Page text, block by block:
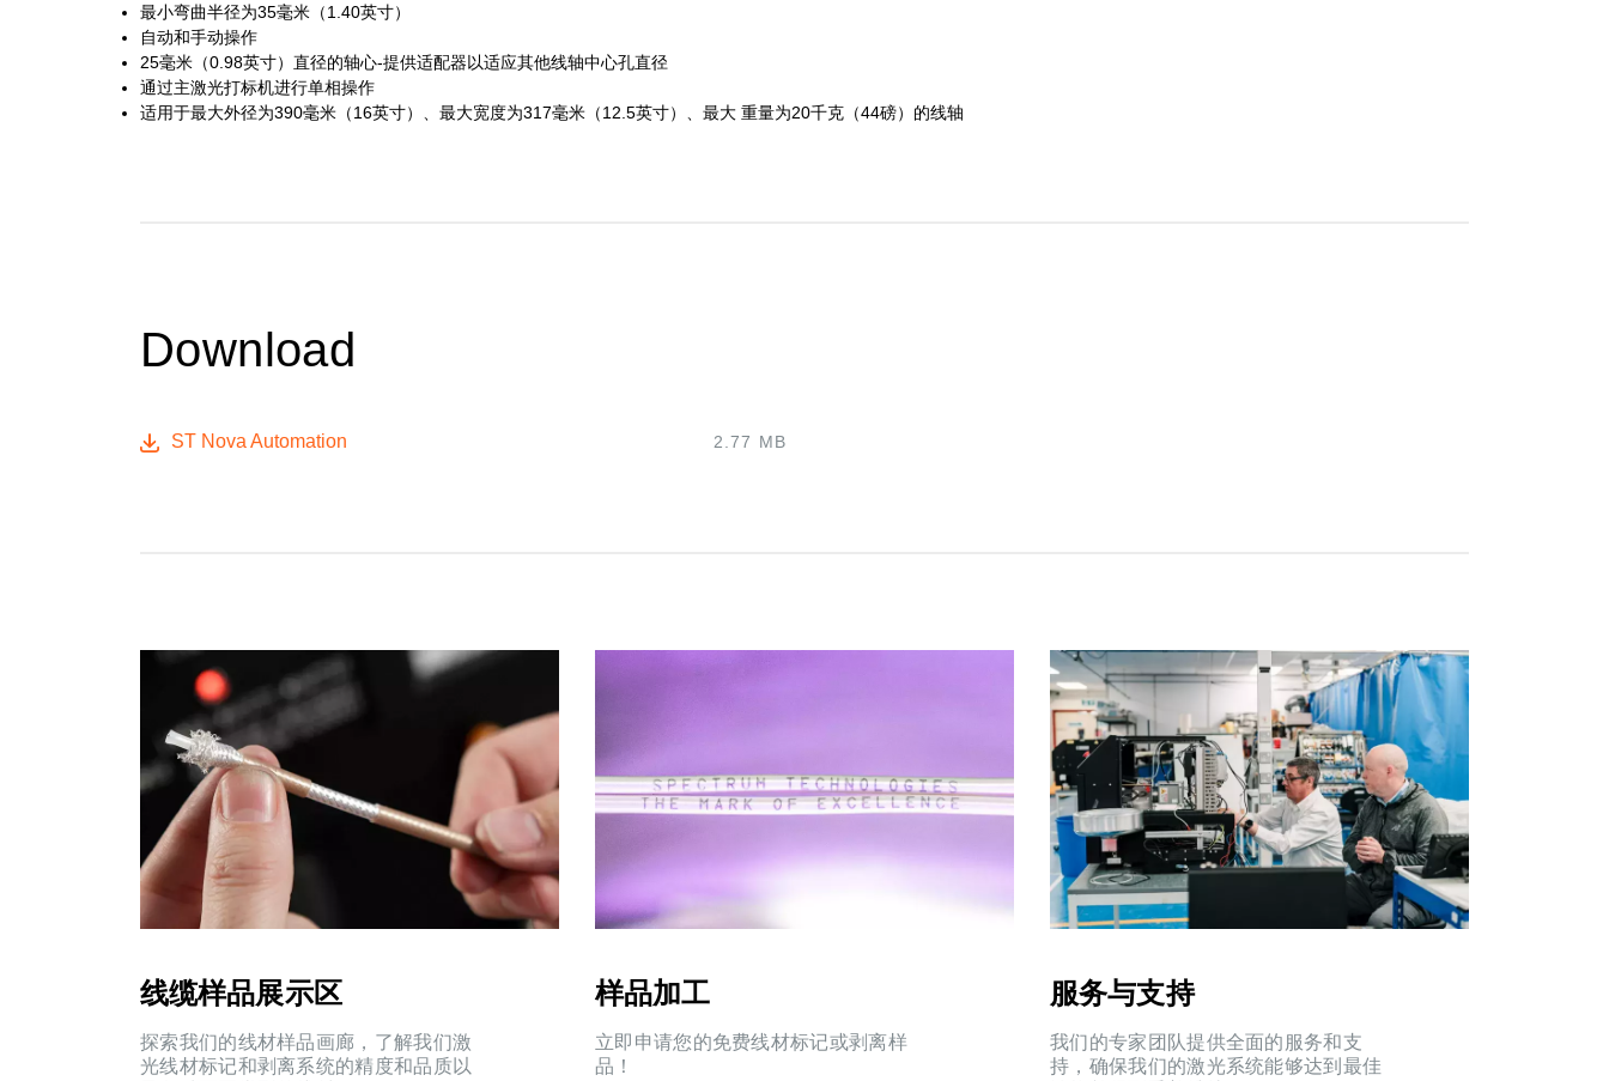
最小弯曲半径为35毫米（1.40英寸）
自动和手动操作
25毫米（0.98英寸）直径的轴心-提供适配器以适应其他线轴中心孔直径
通过主激光打标机进行单相操作
适用于最大外径为390毫米（16英寸）、最大宽度为317毫米（12.5英寸）、最大 重量为20千克（44磅）的线轴
Download
ST Nova Automation 2.77 MB
线缆样品展示区
探索我们的线材样品画廊，了解我们激
光线材标记和剥离系统的精度和品质以
样品加工
立即申请您的免费线材标记或剥离样
品！
服务与支持
我们的专家团队提供全面的服务和支
持，确保我们的激光系统能够达到最佳